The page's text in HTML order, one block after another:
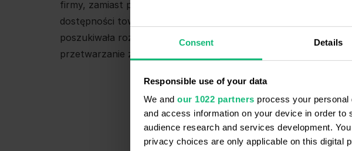
Consent Details
Responsible use of your data
We and our 1022 partners process your
and access information on your device in order
audience research and services development.
privacy choices are only applicable on this digital
firmy, zamiast pisać, ponieważ podczas rozmowy mogą szybciej
dostępności towaru, możliwościach wysyłki oraz parametrach
poszukiwała rozwiązania z zakresu wirtualnej telefonii, które
przetwarzanie zapytań klientów.